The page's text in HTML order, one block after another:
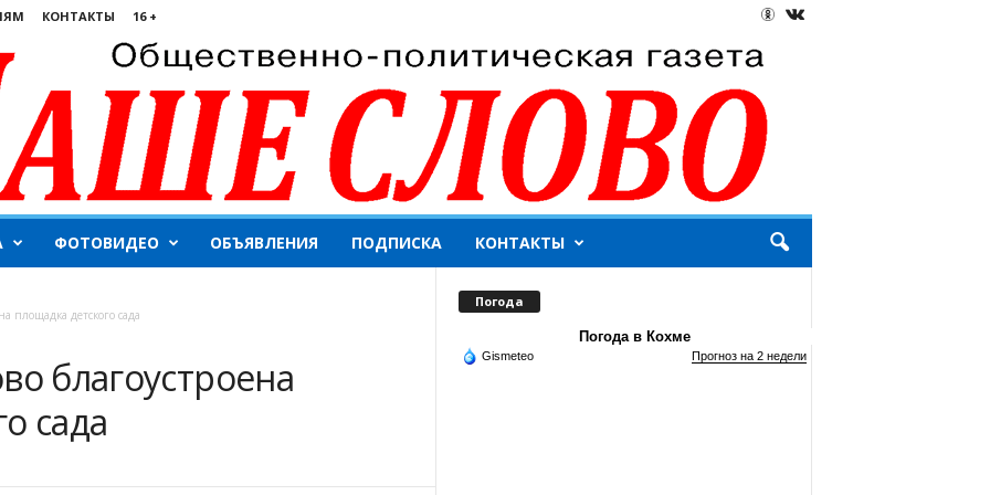
КОНТАКТЫ 16 +
ФОТОВИДЕО ОБЪЯВЛЕНИЯ ПОДПИСКА КОНТАКТЫ
площадка детского сада
благоустроена
сада
Погода
Погода в Кохме
Gismeteo Прогноз на 2 недели